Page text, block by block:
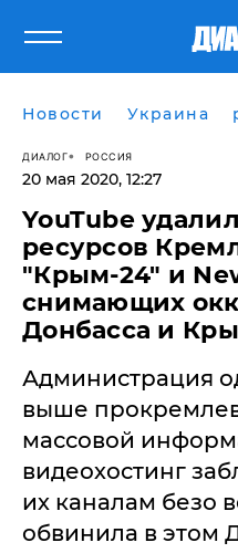
Новости Украина
ДИАЛОГ РОССИЯ
20 мая 2020, 12:27
YouTube
ресурсов
"Крым-24" и
снимающих
Донбасса и
Администрация
выше
массовой
видеохостинг
их каналам безо
обвинила в этом